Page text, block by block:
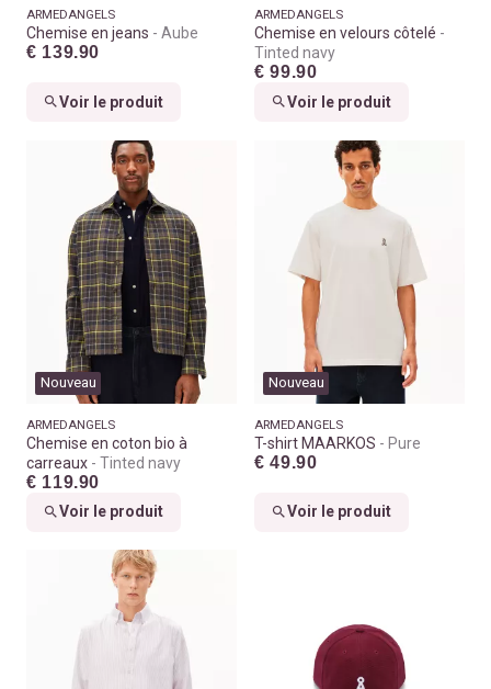
ARMEDANGELS
Chemise en jeans Aube
€ 139.90
Voir le produit
ARMEDANGELS
Chemise en velours côtelé
Tinted navy
€ 99.90
Voir le produit
Nouveau
ARMEDANGELS
Chemise en coton bio à
carreaux
Tinted navy
€ 119.90
Voir le produit
Nouveau
ARMEDANGELS
T-shirt MAARKOS Pure
€ 49.90
Voir le produit